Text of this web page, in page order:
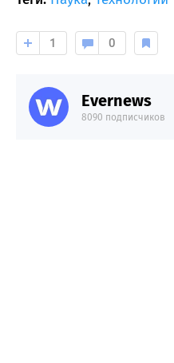
1 0
Evernews
8090 подписчиков